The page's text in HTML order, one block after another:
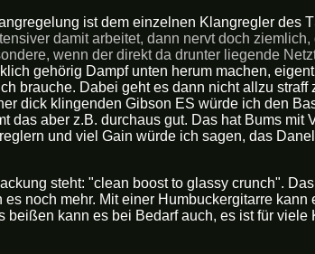
ist dem einzelnen Klangregler des
damit arbeitet, dann nervt doch
wenn der direkt da drunter liegende
gehörig Dampf unten herum machen,
brauche. Dabei geht es dann nicht allzu straff
dick klingenden Gibson ES würde ich den
das aber z.B. durchaus gut. Das hat Bums mit
und viel Gain würde ich sagen, das
steht: "clean boost to glassy crunch".
noch mehr. Mit einer Humbuckergitarre kann
beißen kann es bei Bedarf auch, es ist für viele